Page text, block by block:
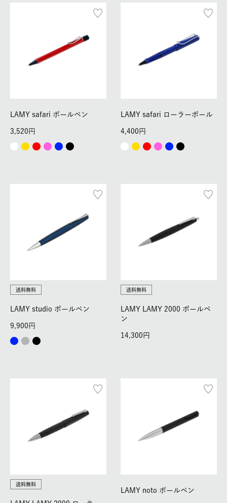
LAMY safari ボールペン
3,520
LAMY safari ローラーボール
4,400
送料無料
LAMY studio ボールペン
9,900
送料無料
LAMY LAMY 2000 ボールペ
ン
14,300
送料無料
LAMY noto ボールペン